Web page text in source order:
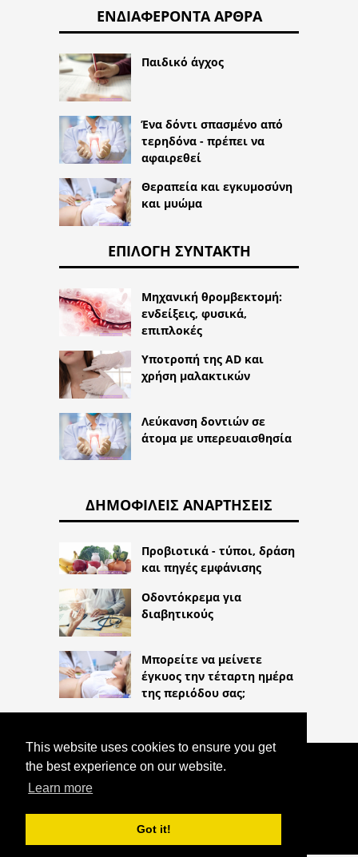
This website uses cookies to ensure you get
the best experience on our website.
Learn more
Got it!
ΕΝΔΙΑΦΈΡΟΝΤΑ ΆΡΘΡΑ
Παιδικό άγχος
Ένα δόντι σπασμένο από
τερηδόνα - πρέπει να
αφαιρεθεί
Θεραπεία και εγκυμοσύνη
και μυώμα
ΕΠΙΛΟΓΉ ΣΥΝΤΆΚΤΗ
Μηχανική θρομβεκτομή:
ενδείξεις, φυσικά,
επιπλοκές
Υποτροπή της AD και
χρήση μαλακτικών
Λεύκανση δοντιών σε
άτομα με υπερευαισθησία
ΔΗΜΟΦΙΛΕΊΣ ΑΝΑΡΤΉΣΕΙΣ
Προβιοτικά - τύποι, δράση
και πηγές εμφάνισης
Οδοντόκρεμα για
διαβητικούς
Μπορείτε να μείνετε
έγκυος την τέταρτη ημέρα
της περιόδου σας;
COPYRIGHT 2026
ΒΕΝΖΟΔΙΑΖΕΠΊΝΕΣ: ΤΑ ΔΙΆΦΟΡΑ
ΦΆΡΜΑΚΑ